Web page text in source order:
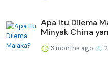
Apa Itu Dilema
Minyak China
3 months ago